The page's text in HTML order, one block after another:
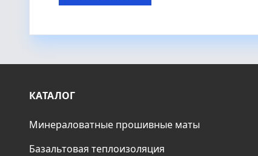
КАТАЛОГ
Минераловатные прошивные маты
Базальтовая теплоизоляция